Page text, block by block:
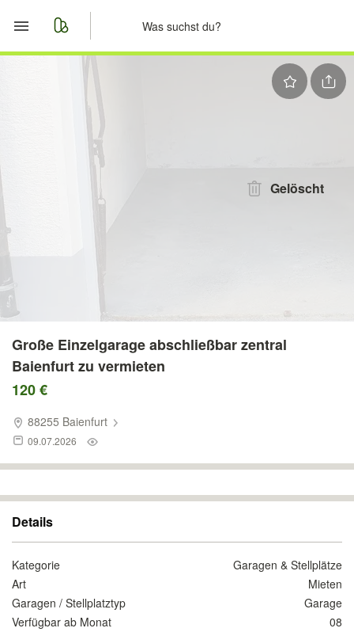
Merkliste
Nachrichten
Anzeige aufgeben
Gelöscht
Große Einzelgarage abschließbar zentral
Baienfurt zu vermieten
120 €
88255 Baienfurt
09.07.2026
Details
Kategorie
Garagen & Stellplätze
Art
Mieten
Garagen / Stellplatztyp
Garage
Verfügbar ab Monat
08